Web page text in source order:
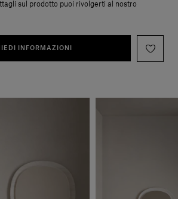
sul prodotto puoi rivolgerti al nostro
INFORMAZIONI